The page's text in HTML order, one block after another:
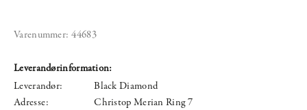
Varenummer: 44683
Leverandørinformation:
Leverandør:
Black Diamond
Adresse:
Christop Merian Ring 7